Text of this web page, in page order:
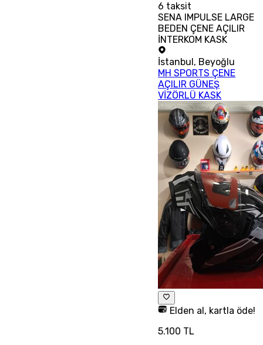
6 taksit
SENA IMPULSE LARGE
BEDEN ÇENE AÇILIR
İNTERKOM KASK
İstanbul , Beyoğlu
MH SPORTS ÇENE
AÇILIR GÜNEŞ
VİZÖRLÜ KASK
Elden al, kartla öde!
5.100 TL